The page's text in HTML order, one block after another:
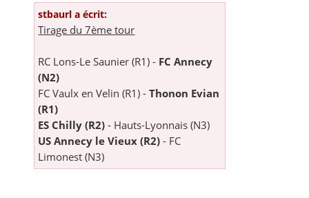
stbaurl a écrit:
Tirage du 7ème tour
RC Lons-Le Saunier (R1) - FC Annecy
(N2)
FC Vaulx en Velin (R1) - Thonon Evian
(R1)
ES Chilly (R2) - Hauts-Lyonnais (N3)
US Annecy le Vieux (R2) - FC
Limonest (N3)